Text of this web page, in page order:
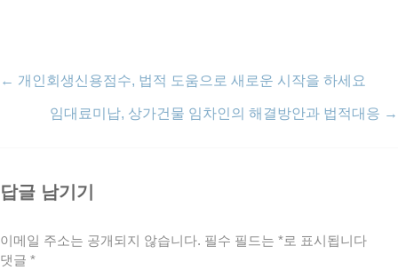
← 개인회생신용점수, 법적 도움으로 새로운 시작을 하세요
임대료미납, 상가건물 임차인의 해결방안과 법적대응 →
답글 남기기
이메일 주소는 공개되지 않습니다. 필수 필드는 *로 표시됩니다
댓글 *